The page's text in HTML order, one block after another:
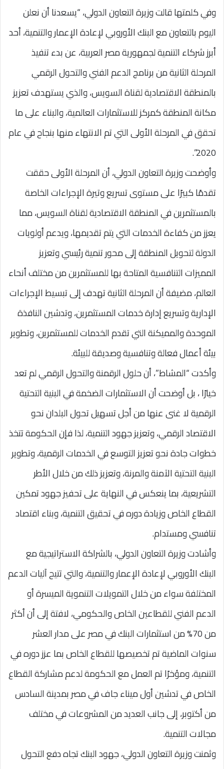
وفي كلمتها قالت وزيرة التعاون الدولي، “يسعدنا أن نعلن
اليوم بالتعاون مع البنك الأوروبي لإعادة الإعمار والتنمية، أحد
أبرز شركاء التنمية لجمهورية مصر العربية، عن بدء تنفيذ
المرحلة الثانية من برنامج الدعم الفني والتحول الرقمي
بالمنطقة الاقتصادية لقناة السويس، والذي يستهدف تعزيز
مكانة المنطقة كمركز للاستثمارات العالمية، والبناء على ما
تحقق في المرحلة الأولى التي تم الانتهاء منها بنجاح في عام
2020”.
وأوضحت وزيرة التعاون الدولي، أن المرحلة الأولى حققت
تقدمًا كبيرًا على مستوى تسريع وتيرة الإجراءات الخاصة
بالمستثمرين في المنطقة الاقتصادية لقناة السويس، مما
يعزز من كفاءة الخدمات التي يتم تقديمها، ويدعم أولويات
الدولة لتحويل المنطقة إلى محور تنمية رئيسي وتعزيز
المميزات التنافسية المتاحة بها للمستثمرين من مختلف أنحاء
العالم، مضيفة أن المرحلة الثانية تهدف إلى تبسيط الإجراءات
الإدارية وتسريع إدارة خدمات المستثمرين، وتدشين النافذة
الموحدة والمميكنة التي تقدم الخدمات للمستثمرين، وتطوير
بيئة أعمال فعالة وتنافسية وصديقة للبيئة.
وأكدت “المشاط”، أن حلول الرقمنة والتحول الرقمي لم تعد
خيارًا ، بل أوضحت أن الاستثمارات الضخمة في البنية التحتية
الرقمية لا غنى عنها من أجل تسهيل تحول البلدان نحو
الاقتصاد الرقمي، وتعزيز جهود التنمية، لذا فإن الحكومة تتخذ
خطوات جادة نحو تعزيز التوسع في الخدمات الرقمية، وتطوير
البنية التحتية الآمنة والمرنة، وتعزيز ذلك من خلال الأطر
التشريعية، بما ينعكس في النهاية على تحفيز جهود تمكين
القطاع الخاص وزيادة دوره في تحقيق التنمية، وبناء اقتصاد
تنافسي ومستدام.
وأشادت وزيرة التعاون الدولي، بالشراكة الاستراتيجية مع
البنك الأوروبي لإعادة الإعمار والتنمية، والتي تتيح آليات الدعم
المختلفة سواء من خلال التمويلات التنموية الميسرة أو
الدعم الفني للقطاعين الخاص والحكومي، لافتة إلى أن أكثر
من 70% من استثمارات البنك في مصر على مدار العشر
سنوات الماضية تم تخصيصها للقطاع الخاص بما عزز دوره في
التنمية، ومؤخرًا تم العمل مع الحكومة لدعم مشاركة القطاع
الخاص في تدشين أول ميناء جاف في مصر بمدينة السادس
من أكتوبر، إلى جانب العديد من المشروعات في مختلف
مجالات التنمية.
وثمنت وزيرة التعاون الدولي، جهود البنك تجاه دفع التحول